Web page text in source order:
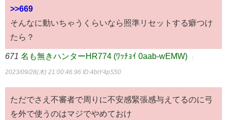
>>669
そんなに動いちゃうくらいなら照準リセットする癖つけ
たら？
671 名も無きハンターHR774 (ﾜｯﾁｮｲ 0aab-wEMW) ：
2023/09/28(木) 21:00:46.96 ID:4btY4pS50
ただでさえ不審者で周りに不安感緊張感与えてるのに弓
を外で使うのはマジでやめておけ